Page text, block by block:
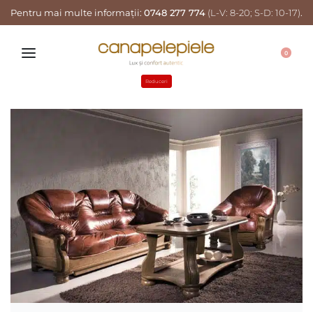
Pentru mai multe informații: 0748 277 774 (L-V: 8-20; S-D: 10-17).
0
Reduceri